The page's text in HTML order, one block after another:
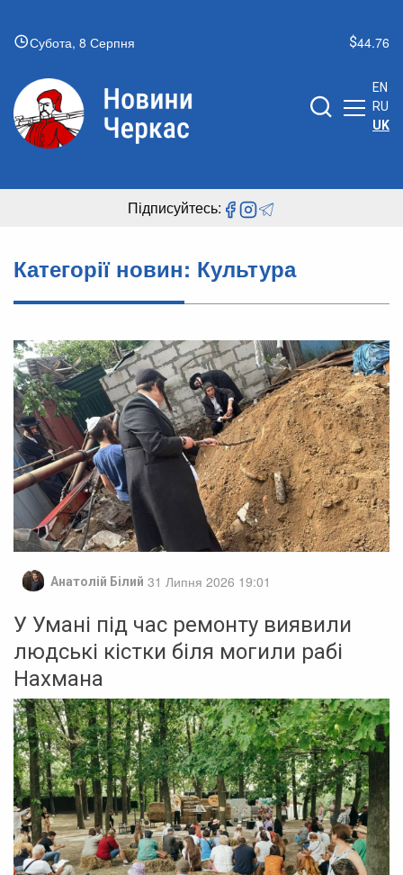
Субота, 8 Серпня 44.76
EN
RU
UK
Підписуйтесь:
Категорії новин: Культура
Анатолій Білий 31 Липня 2026 19:01
У Умані під час ремонту виявили
людські кістки біля могили рабі
Нахмана